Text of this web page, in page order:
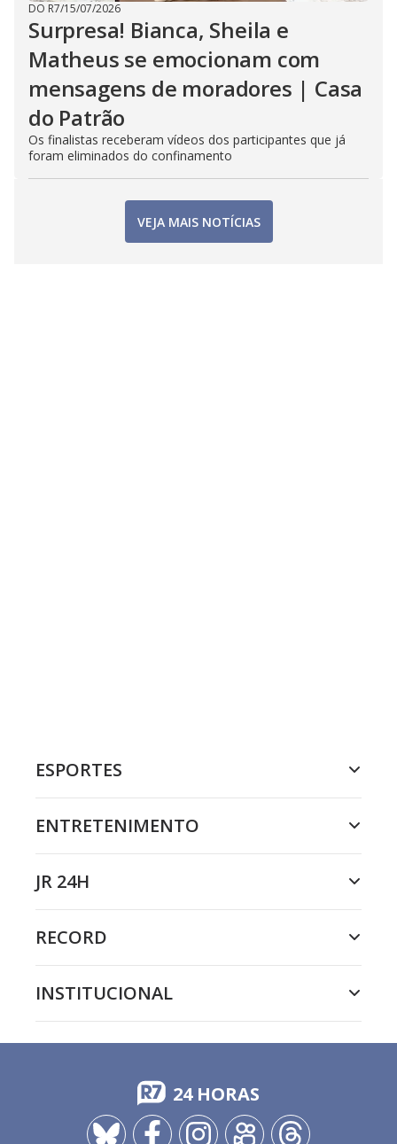
DO R7/15/07/2026
Surpresa! Bianca, Sheila e
Matheus se emocionam com
mensagens de moradores | Casa
do Patrão
Os finalistas receberam vídeos dos participantes que já
foram eliminados do confinamento
VEJA MAIS NOTÍCIAS
ESPORTES
ENTRETENIMENTO
JR 24H
RECORD
INSTITUCIONAL
24 HORAS